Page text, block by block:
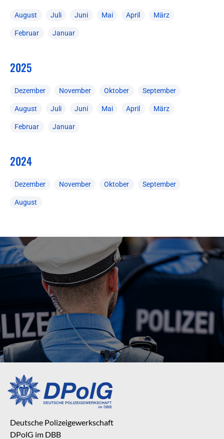
August Juli Juni Mai April März
Februar Januar
2025
Dezember November Oktober September
August Juli Juni Mai April März
Februar Januar
2024
Dezember November Oktober September
August
Deutsche Polizeigewerkschaft
DPolG im DBB